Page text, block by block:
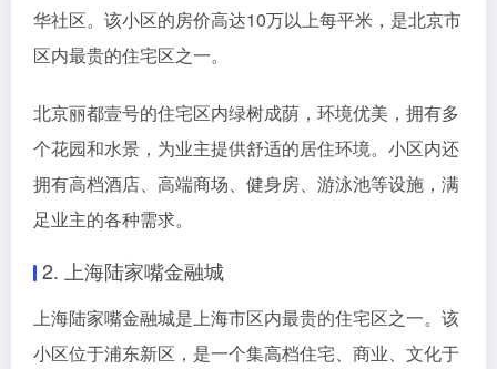
华社区。该小区的房价高达10万以上每平米，是北京市
区内最贵的住宅区之一。
北京丽都壹号的住宅区内绿树成荫，环境优美，拥有多
个花园和水景，为业主提供舒适的居住环境。小区内还
拥有高档酒店、高端商场、健身房、游泳池等设施，满
足业主的各种需求。
2. 上海陆家嘴金融城
上海陆家嘴金融城是上海市区内最贵的住宅区之一。该
小区位于浦东新区，是一个集高档住宅、商业、文化于